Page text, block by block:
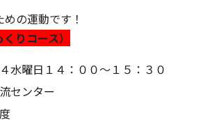
の運動です！
りコース）
水曜日１４：００～１５：３０
センター